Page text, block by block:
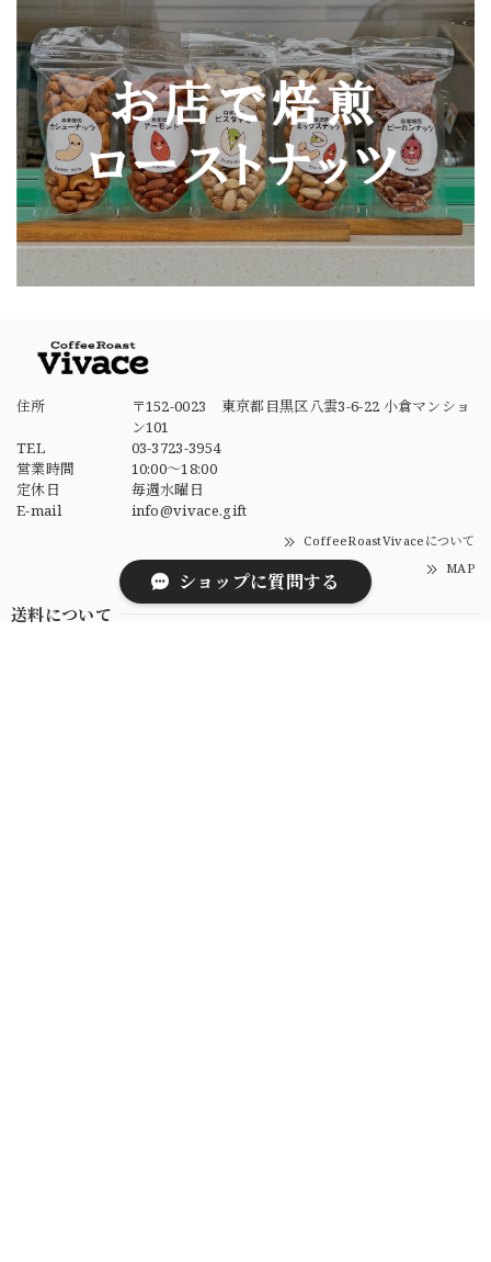
住所
〒152-0023 東京都目黒区八雲3-6-22 小倉マンショ
ン101
TEL
03-3723-3954
営業時間
10:00～18:00
定休日
毎週水曜日
E-mail
info@vivace.gift
CoffeeRoastVivaceについて
MAP
送料について
ショップに質問する